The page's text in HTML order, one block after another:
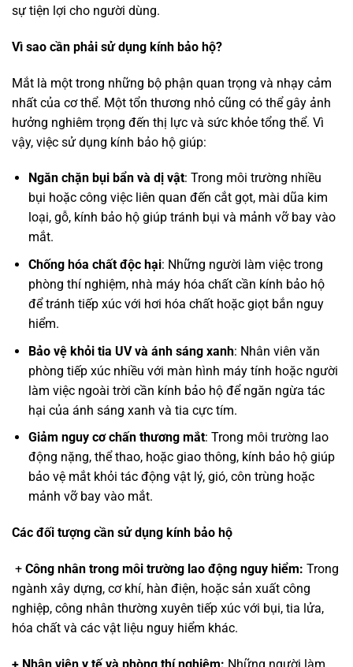
sự tiện lợi cho người dùng.
Vì sao cần phải sử dụng kính bảo hộ?
Mắt là một trong những bộ phận quan trọng và nhạy cảm
nhất của cơ thể. Một tổn thương nhỏ cũng có thể gây ảnh
hưởng nghiêm trọng đến thị lực và sức khỏe tổng thể. Vì
vậy, việc sử dụng kính bảo hộ giúp:
Ngăn chặn bụi bẩn và dị vật: Trong môi trường nhiều
bụi hoặc công việc liên quan đến cắt gọt, mài dũa kim
loại, gỗ, kính bảo hộ giúp tránh bụi và mảnh vỡ bay vào
mắt.
Chống hóa chất độc hại: Những người làm việc trong
phòng thí nghiệm, nhà máy hóa chất cần kính bảo hộ
để tránh tiếp xúc với hơi hóa chất hoặc giọt bắn nguy
hiểm.
Bảo vệ khỏi tia UV và ánh sáng xanh: Nhân viên văn
phòng tiếp xúc nhiều với màn hình máy tính hoặc người
làm việc ngoài trời cần kính bảo hộ để ngăn ngừa tác
hại của ánh sáng xanh và tia cực tím.
Giảm nguy cơ chấn thương mắt: Trong môi trường lao
động nặng, thể thao, hoặc giao thông, kính bảo hộ giúp
bảo vệ mắt khỏi tác động vật lý, gió, côn trùng hoặc
mảnh vỡ bay vào mắt.
Các đối tượng cần sử dụng kính bảo hộ
+ Công nhân trong môi trường lao động nguy hiểm: Trong
ngành xây dựng, cơ khí, hàn điện, hoặc sản xuất công
nghiệp, công nhân thường xuyên tiếp xúc với bụi, tia lửa,
hóa chất và các vật liệu nguy hiểm khác.
+ Nhân viên y tế và phòng thí nghiệm: Những người làm